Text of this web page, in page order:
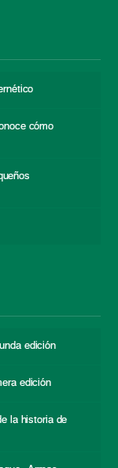
cómo
edición
edición
la historia de